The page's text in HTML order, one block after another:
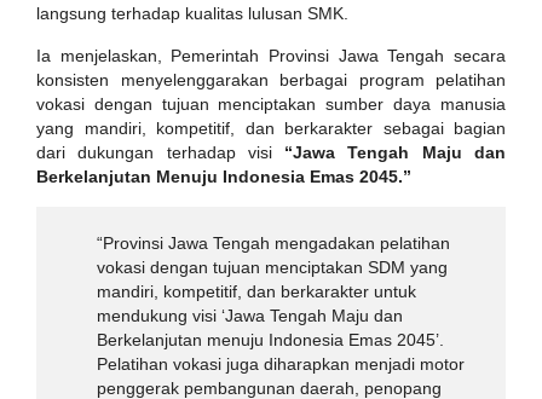
langsung terhadap kualitas lulusan SMK.
Ia menjelaskan, Pemerintah Provinsi Jawa Tengah secara
konsisten menyelenggarakan berbagai program pelatihan
vokasi dengan tujuan menciptakan sumber daya manusia
yang mandiri, kompetitif, dan berkarakter sebagai bagian
dari dukungan terhadap visi “Jawa Tengah Maju dan
Berkelanjutan Menuju Indonesia Emas 2045.”
“Provinsi Jawa Tengah mengadakan pelatihan
vokasi dengan tujuan menciptakan SDM yang
mandiri, kompetitif, dan berkarakter untuk
mendukung visi ‘Jawa Tengah Maju dan
Berkelanjutan menuju Indonesia Emas 2045’.
Pelatihan vokasi juga diharapkan menjadi motor
penggerak pembangunan daerah, penopang